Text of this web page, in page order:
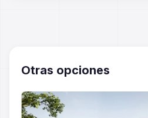
Otras opciones